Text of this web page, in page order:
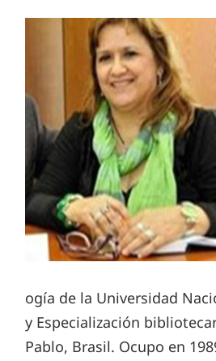
ogía de la Universidad
y Especialización
Pablo, Brasil. Ocupo en